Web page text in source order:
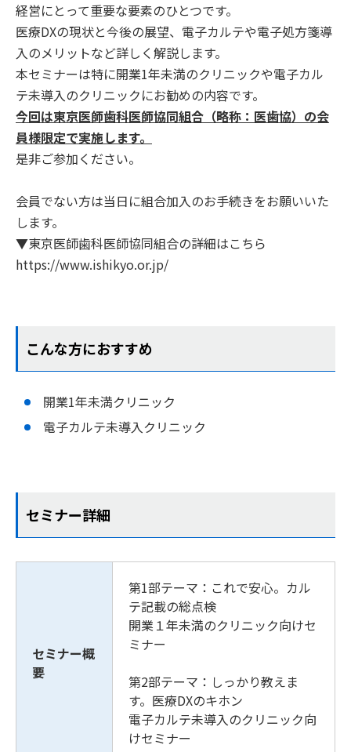
経営にとって重要な要素のひとつです。
医療DXの現状と今後の展望、電子カルテや電子処方箋導
入のメリットなど詳しく解説します。
本セミナーは特に開業1年未満のクリニックや電子カル
テ未導入のクリニックにお勧めの内容です。
今回は東京医師歯科医師協同組合（略称：医歯協）の会
員様限定で実施します。
是非ご参加ください。
会員でない方は当日に組合加入のお手続きをお願いいた
します。
▼東京医師歯科医師協同組合の詳細はこちら
https://www.ishikyo.or.jp/
こんな方におすすめ
開業1年未満クリニック
電子カルテ未導入クリニック
セミナー詳細
セミナー概
要
第1部テーマ：これで安心。 カル
テ記載の総点検
開業１年未満のクリニック向けセ
ミナー
第2部テーマ：しっかり教えま
す。医療DXのキホン
電子カルテ未導入のクリニック向
けセミナー